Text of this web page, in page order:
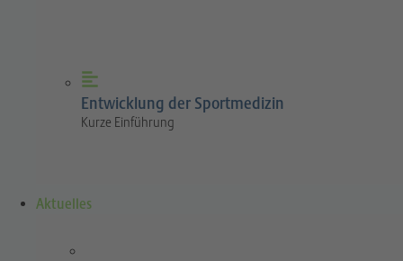
Entwicklung der Sportmedizin
Kurze Einführung
Aktuelles